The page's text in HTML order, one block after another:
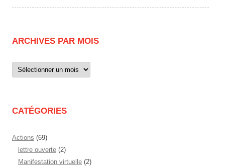
ARCHIVES PAR MOIS
Archives
par
CATÉGORIES
Actions (69)
lettre ouverte (2)
Manifestation virtuelle (2)